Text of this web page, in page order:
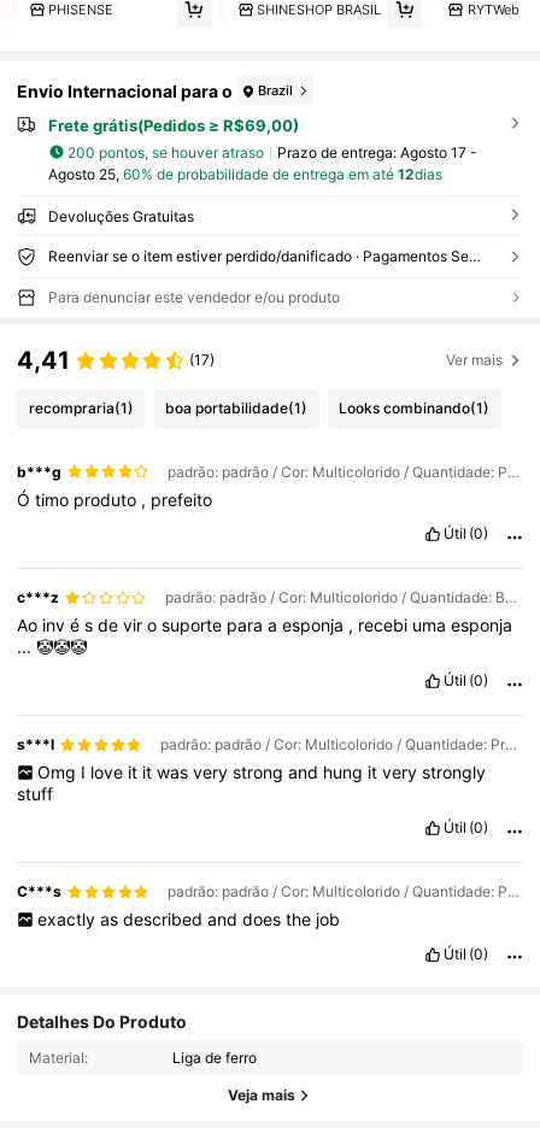
PHISENSE SHINESHOP BRASIL RYTWeb
Envio Internacional para o Brazil
Frete grátis(Pedidos ≥ R$69,00)
200 pontos, se houver atraso Prazo de entrega: Agosto 17 -
Agosto 25, 60% de probabilidade de entrega em até 12dias
Devoluções Gratuitas
Reenviar se o item estiver perdido/danificado · Pagamentos Seguros · Proteção de privacidade
Para denunciar este vendedor e/ou produto
4,41 (17) Ver mais
recompraria(1) boa portabilidade(1) Looks combinando(1)
b***g padrão: padrão / Cor: Multicolorido / Quantidade: Prata - 1 peça
Ótimo produto , prefeito
Útil (0)
c***z padrão: padrão / Cor: Multicolorido / Quantidade: Borracha de esponja em ângulo reto - 1 unidade
Ao invésdevirosuporte paraaesponja , recebi umaesponja
...🤡🤡🤡
Útil (0)
s***l padrão: padrão / Cor: Multicolorido / Quantidade: Prata - 1 peça
Omg I love it it was very strong and hung it very strongly
stuff
Útil (0)
C***s padrão: padrão / Cor: Multicolorido / Quantidade: Preto - 1 unidade
exactly as described and does the job
Útil (0)
Detalhes Do Produto
Material: Liga de ferro
Veja mais
4,82 732 Seguidores